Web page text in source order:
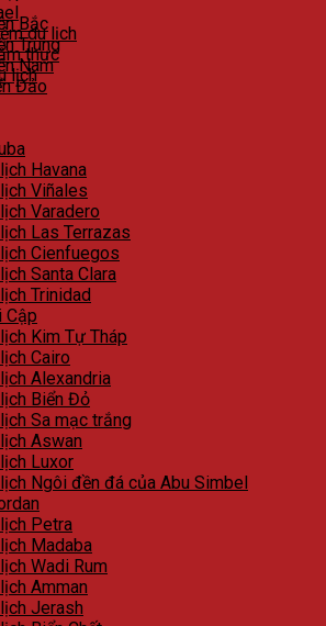
du lịch
thực
lịch
Bắc
Trung
Nam
Đảo
Havana
Viñales
Varadero
lịch Las Terrazas
lịch Cienfuegos
Santa Clara
Trinidad
Cập
Kim Tự Tháp
Cairo
Alexandria
lịch Biển Đỏ
Sa mạc trắng
Aswan
Luxor
lịch Ngôi đền đá của Abu Simbel
Petra
Madaba
Wadi Rum
Amman
Jerash